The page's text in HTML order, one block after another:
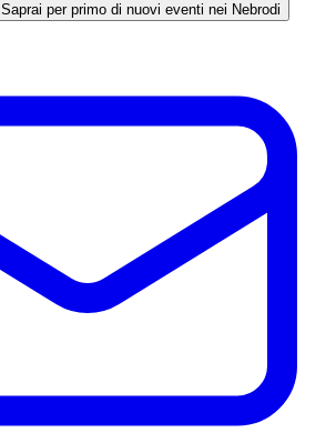
Saprai per primo di nuovi eventi nei Nebrodi